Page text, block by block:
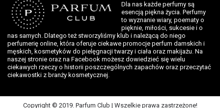
Dla nas każde perfumy są
esencją piękna życia. Perfumy
to wyznanie wiary, poematy o
pięknie, miłości, sukcesie i o
nas samych. Dlatego też stworzyliśmy klub i należącą do niego
perfumerię online, która oferuje ciekawe promocje perfum damskich i
męskich, kosmetyków do pielęgnacji twarzy i ciała oraz makijażu. Na
naszej stronie oraz na Facebook możesz dowiedzieć się wielu
ciekawych rzeczy o historii poszczególnych zapachów oraz przeczytać
ciekawostki z branży kosmetycznej.
Copyright © 2019. Parfum Club | Wszelkie prawa zastrzeżone!